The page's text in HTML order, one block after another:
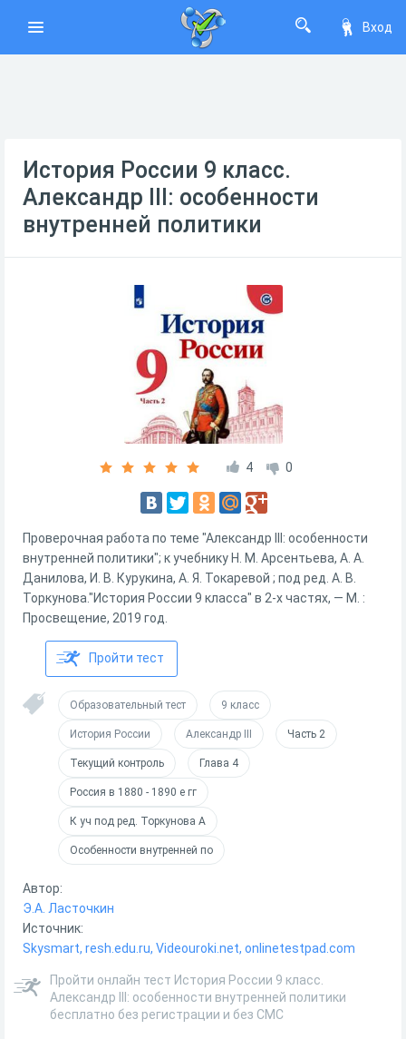
Вход
История России 9 класс.
Александр III: особенности
внутренней политики
4 0
Проверочная работа по теме "Александр III: особенности
внутренней политики"; к учебнику Н. М. Арсентьева, А. А.
Данилова, И. В. Курукина, А. Я. Токаревой ; под ред. А. В.
Торкунова."История России 9 класса" в 2-х частях, — М. :
Просвещение, 2019 год.
Пройти тест
Образовательный тест 9 класс
История России Александр III Часть 2
Текущий контроль Глава 4
Россия в 1880 - 1890 е гг
К уч под ред. Торкунова А
Особенности внутренней по
Автор:
Э.А. Ласточкин
Источник:
Skysmart, resh.edu.ru, Videouroki.net, onlinetestpad.com
Пройти онлайн тест История России 9 класс.
Александр III: особенности внутренней политики
бесплатно без регистрации и без СМС